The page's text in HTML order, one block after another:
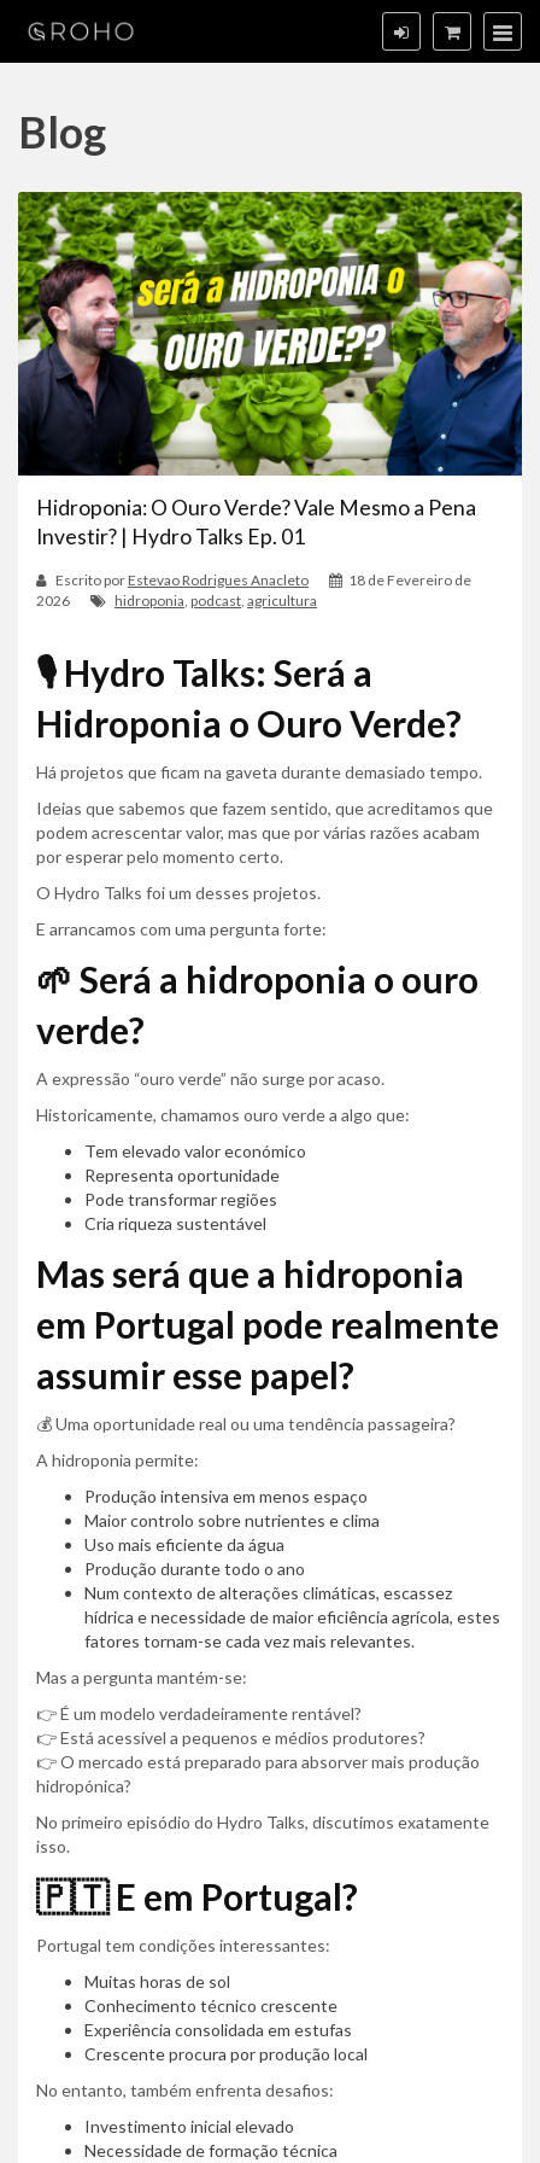
Blog
Hidroponia: O Ouro Verde? Vale Mesmo a Pena
Investir? | Hydro Talks Ep. 01
Escrito porEstevao Rodrigues Anacleto
18 de Fevereiro de
2026
hidroponia, podcast, agricultura
🎙️ Hydro Talks: Será a
Hidroponia o Ouro Verde?
Há projetos que ficam na gaveta durante demasiado tempo.
Ideias que sabemos que fazem sentido, que acreditamos que
podem acrescentar valor, mas que por várias razões acabam
por esperar pelo momento certo.
O Hydro Talks foi um desses projetos.
E arrancamos com uma pergunta forte:
🌱 Será a hidroponia o ouro
verde?
A expressão “ouro verde” não surge por acaso.
Historicamente, chamamos ouro verde a algo que:
Tem elevado valor económico
Representa oportunidade
Pode transformar regiões
Cria riqueza sustentável
Mas será que a hidroponia
em Portugal pode realmente
assumir esse papel?
💰 Uma oportunidade real ou uma tendência passageira?
A hidroponia permite:
Produção intensiva em menos espaço
Maior controlo sobre nutrientes e clima
Uso mais eficiente da água
Produção durante todo o ano
Num contexto de alterações climáticas, escassez
hídrica e necessidade de maior eficiência agrícola, estes
fatores tornam-se cada vez mais relevantes.
Mas a pergunta mantém-se:
👉 É um modelo verdadeiramente rentável?
👉 Está acessível a pequenos e médios produtores?
👉 O mercado está preparado para absorver mais produção
hidropónica?
No primeiro episódio do Hydro Talks, discutimos exatamente
isso.
🇵🇹 E em Portugal?
Portugal tem condições interessantes:
Muitas horas de sol
Conhecimento técnico crescente
Experiência consolidada em estufas
Crescente procura por produção local
No entanto, também enfrenta desafios:
Investimento inicial elevado
Necessidade de formação técnica